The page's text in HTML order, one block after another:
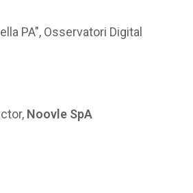
PA", Osservatori Digital
Noovle SpA